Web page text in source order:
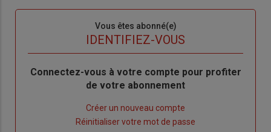
Vous êtes abonné(e)
IDENTIFIEZ-VOUS
Body
Connectez-vous à votre compte pour profiter
de votre abonnement
Créer un nouveau compte
Réinitialiser votre mot de passe